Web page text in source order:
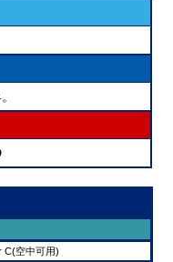
空中可用)